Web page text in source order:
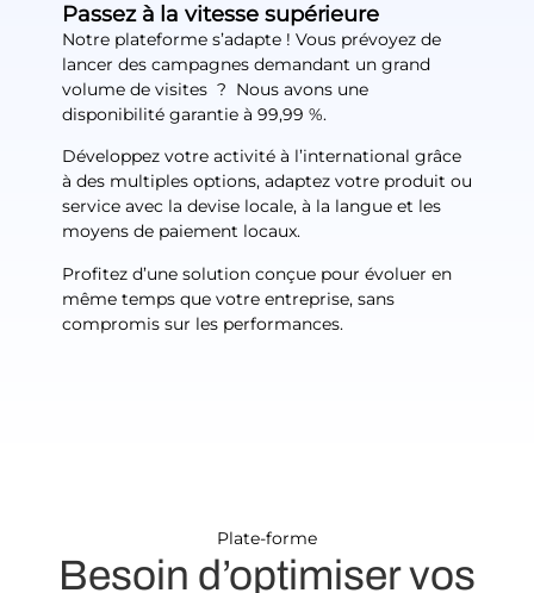
Passez à la vitesse supérieure
Notre plateforme s’adapte ! Vous prévoyez de
lancer des campagnes demandant un grand
volume de visites ? Nous avons une
disponibilité garantie à 99,99 %.
Développez votre activité à l’international grâce
à des multiples options, adaptez votre produit ou
service avec la devise locale, à la langue et les
moyens de paiement locaux.
Profitez d’une solution conçue pour évoluer en
même temps que votre entreprise, sans
compromis sur les performances.
Plate-forme
Besoin d’optimiser vos